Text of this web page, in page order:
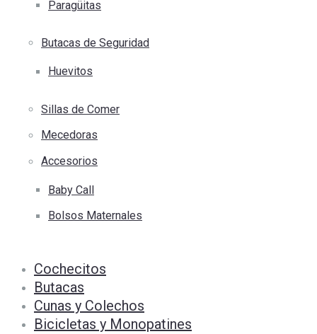
Paragüitas
Butacas de Seguridad
Huevitos
Sillas de Comer
Mecedoras
Accesorios
Baby Call
Bolsos Maternales
Cochecitos
Butacas
Cunas y Colechos
Bicicletas y Monopatines